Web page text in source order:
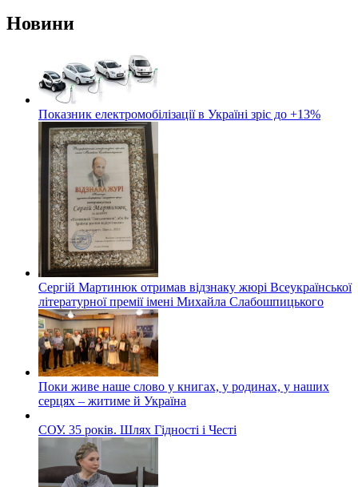
Новини
Показник електромобілізації в Україні зріс до +13%
Сергій Мартинюк отримав відзнаку жюрі Всеукраїнської
літературної премії імені Михайла Слабошпицького
Поки живе наше слово у книгах, у родинах, у наших
серцях – житиме й Україна
СОУ. 35 років. Шлях Гідності і Честі